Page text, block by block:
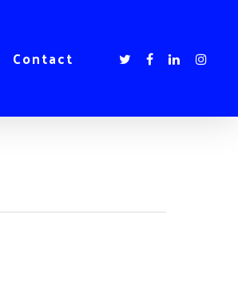
Contact